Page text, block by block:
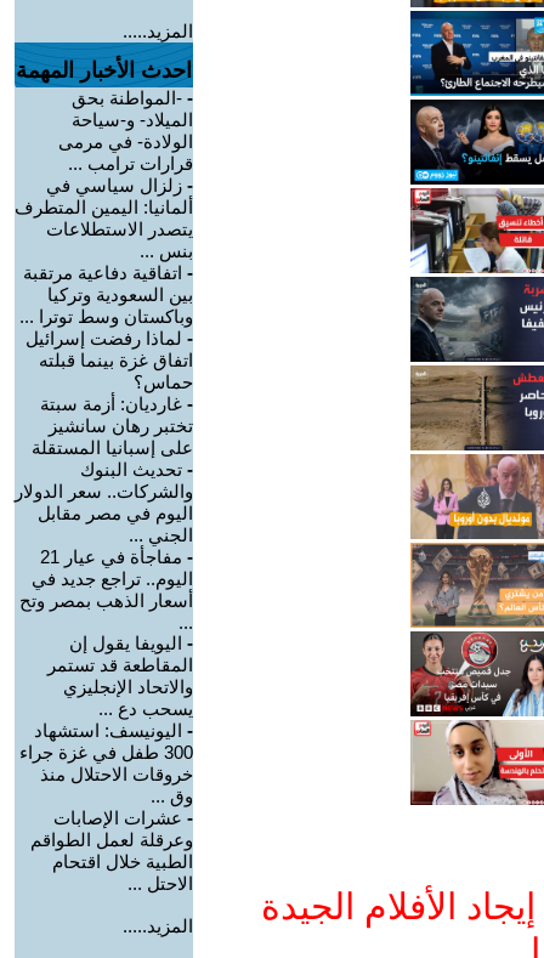
الأفلام الجيدة
المزيد.....
احدث الأخبار المهمة
- -المواطنة بحق
الميلاد- و-سياحة
الولادة- في مرمى
قرارات ترامب ...
- زلزال سياسي في
ألمانيا: اليمين المتطرف
يتصدر الاستطلاعات
بنس ...
- اتفاقية دفاعية مرتقبة
بين السعودية وتركيا
وباكستان وسط توترا ...
- لماذا رفضت إسرائيل
اتفاق غزة بينما قبلته
حماس؟
- غارديان: أزمة سبتة
تختبر رهان سانشيز
على إسبانيا المستقلة
- تحديث البنوك
والشركات.. سعر الدولار
اليوم في مصر مقابل
الجني ...
-
مفاجأة في عيار 21
اليوم.. تراجع جديد في
أسعار الذهب بمصر وتح
...
- اليويفا يقول إن
المقاطعة قد تستمر
والاتحاد الإنجليزي
يسحب دع ...
- اليونيسف: استشهاد
300 طفل في غزة جراء
خروقات الاحتلال منذ
وق ...
- عشرات الإصابات
وعرقلة لعمل الطواقم
الطبية خلال اقتحام
الاحتل ...
المزيد.....